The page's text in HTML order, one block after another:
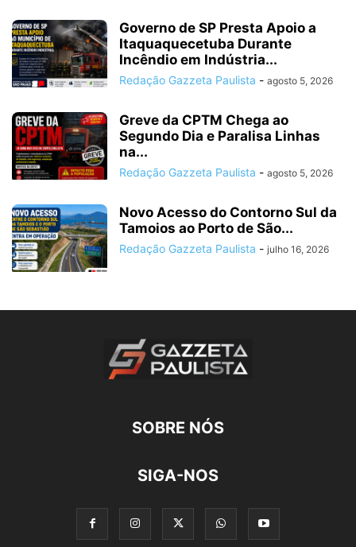
Governo de SP Presta Apoio a
Itaquaquecetuba Durante
Incêndio em Indústria...
Redação Gazzeta Paulista - agosto 5, 2026
Greve da CPTM Chega ao
Segundo Dia e Paralisa Linhas
na...
Redação Gazzeta Paulista - agosto 5, 2026
Novo Acesso do Contorno Sul da
Tamoios ao Porto de São...
Redação Gazzeta Paulista - julho 16, 2026
SOBRE NÓS
SIGA-NOS